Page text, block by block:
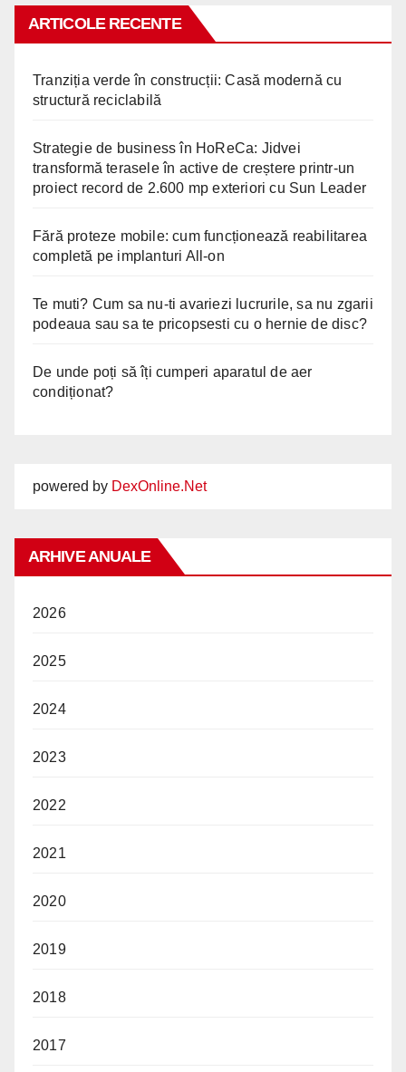
ARTICOLE RECENTE
Tranziția verde în construcții: Casă modernă cu
structură reciclabilă
Strategie de business în HoReCa: Jidvei
transformă terasele în active de creștere printr-un
proiect record de 2.600 mp exteriori cu Sun Leader
Fără proteze mobile: cum funcționează reabilitarea
completă pe implanturi All-on
Te muti? Cum sa nu-ti avariezi lucrurile, sa nu zgarii
podeaua sau sa te pricopsesti cu o hernie de disc?
De unde poți să îți cumperi aparatul de aer
condiționat?
powered by DexOnline.Net
ARHIVE ANUALE
2026
2025
2024
2023
2022
2021
2020
2019
2018
2017